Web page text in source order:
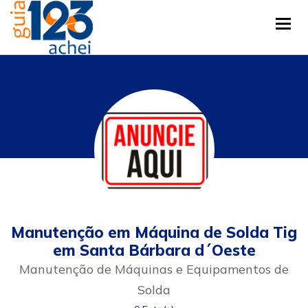
Manutenção em Máquina de Solda Tig
em Santa Bárbara d´Oeste
Manutenção de Máquinas e Equipamentos de
Solda